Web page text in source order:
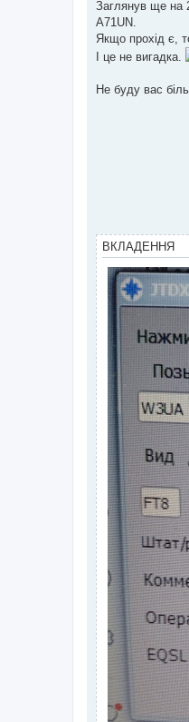
о
л
е
н
Заглянув ще на
A71UN.
Якщо прохід є,
І це не вигадка.
Не буду вас
ВКЛАДЕННЯ